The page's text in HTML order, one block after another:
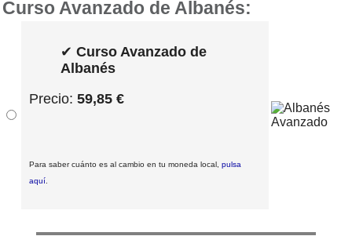
Curso Avanzado de Albanés:
✔ Curso Avanzado de
Albanés
Precio: 59,85 €
Para saber cuánto es al cambio en tu moneda local, pulsa
aquí.